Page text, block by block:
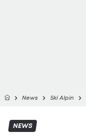
News Ski Alpin
NEWS